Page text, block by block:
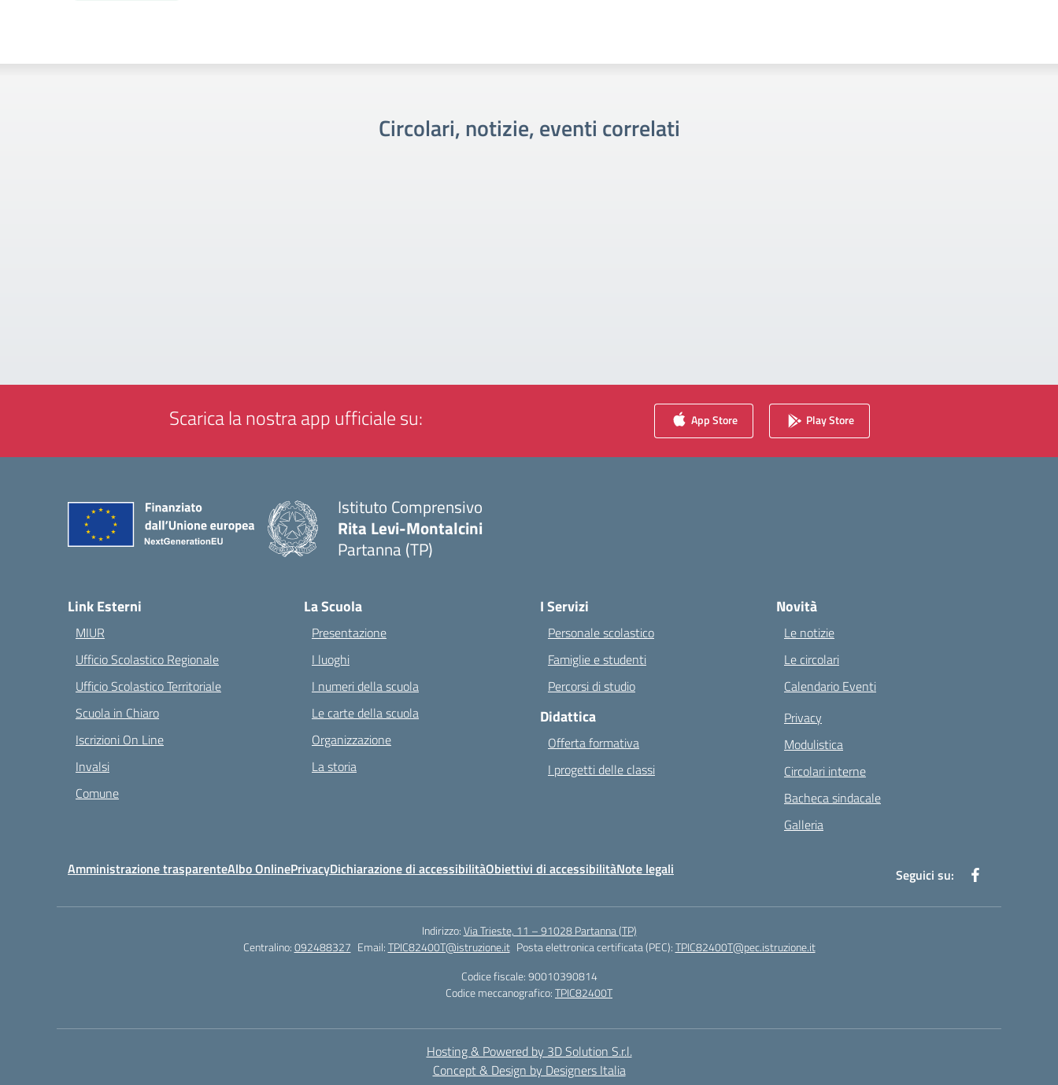
Circolari, notizie, eventi correlati
Scarica la nostra app ufficiale su: App Store Play Store
Istituto Comprensivo
Rita Levi-Montalcini
Partanna (TP)
Link Esterni
MIUR
Ufficio Scolastico Regionale
Ufficio Scolastico Territoriale
Scuola in Chiaro
Iscrizioni On Line
Invalsi
Comune
La Scuola
Presentazione
I luoghi
I numeri della scuola
Le carte della scuola
Organizzazione
La storia
I Servizi
Personale scolastico
Famiglie e studenti
Percorsi di studio
Didattica
Offerta formativa
I progetti delle classi
Novità
Le notizie
Le circolari
Calendario Eventi
Privacy
Modulistica
Circolari interne
Bacheca sindacale
Galleria
Amministrazione trasparenteAlbo OnlinePrivacyDichiarazione di accessibilitàObiettivi di accessibilitàNote legali Seguici su:
Indirizzo:Via Trieste, 11 – 91028 Partanna (TP)
Centralino:092488327 Email:TPIC82400T@istruzione.it Posta elettronica certificata (PEC):TPIC82400T@pec.istruzione.it
Codice fiscale: 90010390814
Codice meccanografico:TPIC82400T
Hosting & Powered by 3D Solution S.r.l.
Concept & Design by Designers Italia